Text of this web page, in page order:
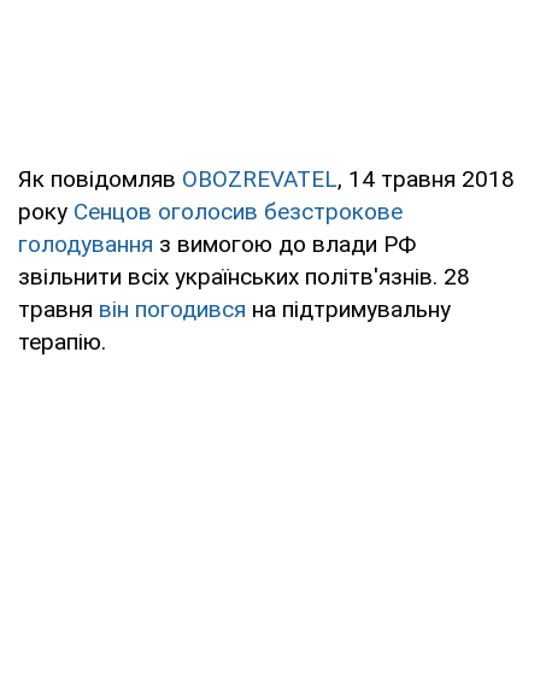
Як повідомляв OBOZREVATEL, 14 травня 2018
року Сенцов оголосив безстрокове
голодування з вимогою до влади РФ
звільнити всіх українських політв'язнів. 28
травня він погодився на підтримувальну
терапію.